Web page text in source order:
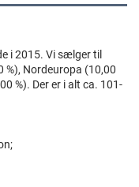
i 2015. Vi sælger til
%), Nordeuropa (10,00
%). Der er i alt ca. 101-